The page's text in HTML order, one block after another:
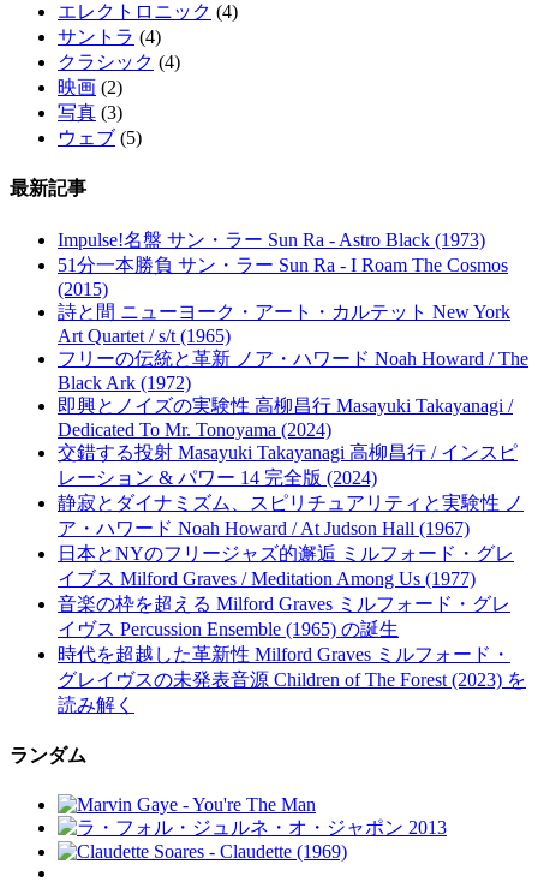
エレクトロニック (4)
サントラ (4)
クラシック (4)
映画 (2)
写真 (3)
ウェブ (5)
最新記事
Impulse!名盤 サン・ラー Sun Ra - Astro Black (1973)
51分一本勝負 サン・ラー Sun Ra - I Roam The Cosmos
(2015)
詩と間 ニューヨーク・アート・カルテット New York
Art Quartet / s/t (1965)
フリーの伝統と革新 ノア・ハワード Noah Howard / The
Black Ark (1972)
即興とノイズの実験性 高柳昌行 Masayuki Takayanagi /
Dedicated To Mr. Tonoyama (2024)
交錯する投射 Masayuki Takayanagi 高柳昌行 / インスピ
レーション & パワー 14 完全版 (2024)
静寂とダイナミズム、スピリチュアリティと実験性 ノ
ア・ハワード Noah Howard / At Judson Hall (1967)
日本とNYのフリージャズ的邂逅 ミルフォード・グレ
イブス Milford Graves / Meditation Among Us (1977)
音楽の枠を超える Milford Graves ミルフォード・グレ
イヴス Percussion Ensemble (1965) の誕生
時代を超越した革新性 Milford Graves ミルフォード・
グレイヴスの未発表音源 Children of The Forest (2023) を
読み解く
ランダム